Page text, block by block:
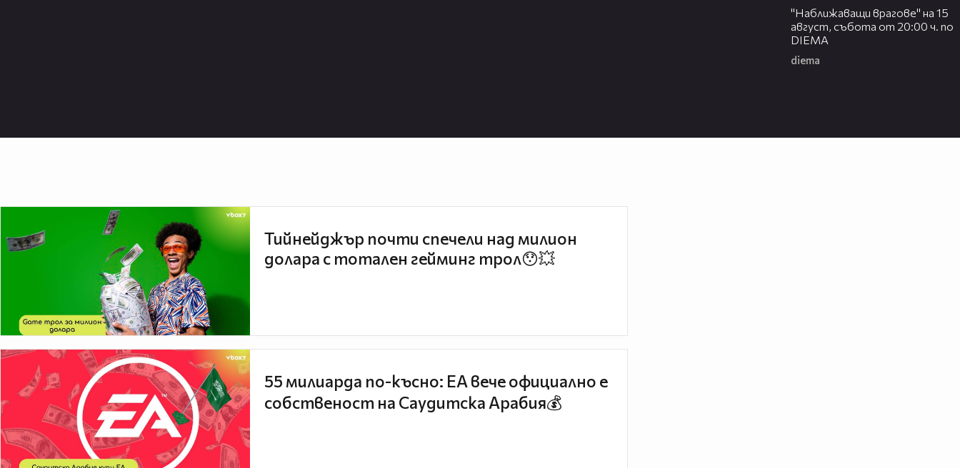
имат слабителен ефект.
Въпреки положителните си качества, натуралните продукти от
роза не бива да се прилагат без консултация с лекар, особено когато
касаят лечението на деца, бременни, кърмачки или лица, приемащи
лекарствени препарати.
"Наближаващи врагове" на 15
август, събота от 20:00 ч. по
DIEMA
diema
Тийнейджър почти спечели над милион
долара с тотален гейминг трол😯💥
55 милиарда по-късно: EA вече официално е
собственост на Саудитска Арабия💰